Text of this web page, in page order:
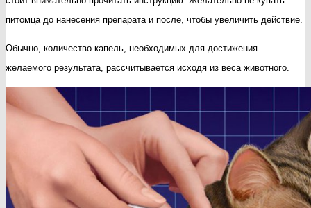
питомца до нанесения препарата и после, чтобы увеличить действие.
Обычно, количество капель, необходимых для достижения
желаемого результата, рассчитывается исходя из веса животного.